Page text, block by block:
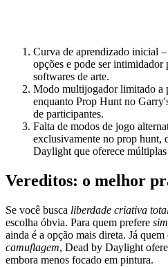
Curva de aprendizado inicial
opções e pode ser intimidador
softwares de arte.
Modo multijogador limitado a
enquanto Prop Hunt no
de participantes.
Falta de modos de jogo
exclusivamente no prop hunt,
Daylight que oferece múltiplas
Vereditos: o melhor
Se você busca liberdade criativa
escolha óbvia. Para quem prefere
ainda é a opção mais direta. Já quem
camuflagem, Dead by Daylight
embora menos focado em pintura.